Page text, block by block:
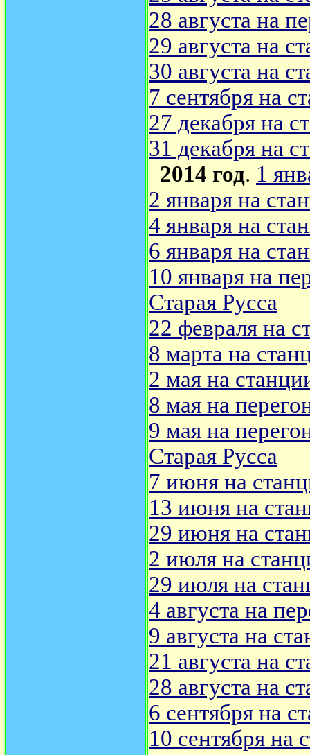
28 августа на
29 августа на
30 августа на
7 сентября на
27 декабря на
31 декабря на
2014 год. 1
2 января на
4 января на
6 января на
10 января на
Старая Русса
22 февраля на
8 марта на
2 мая на
8 мая на
9 мая на
Старая Русса
7 июня на
13 июня на
29 июня на
2 июля на
29 июля на
4 августа на
9 августа на
21 августа на
28 августа на
6 сентября на
10 сентября на